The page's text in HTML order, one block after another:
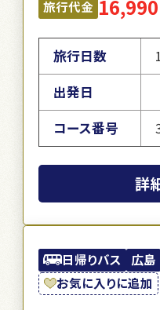
旅行代金
旅行日数
出発日
コース番号
詳
日帰りバス 広島
お気に入りに追加